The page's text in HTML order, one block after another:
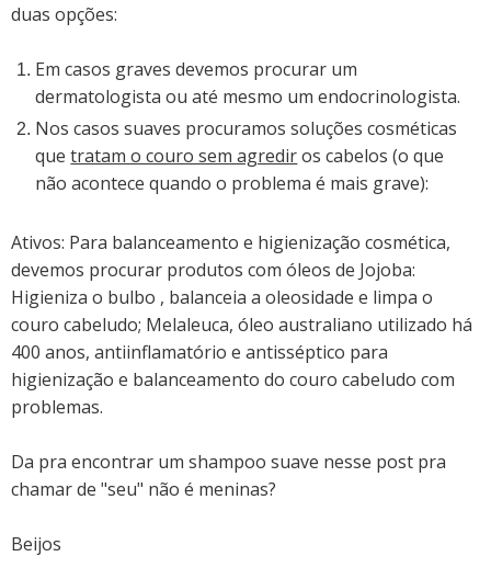
duas opções:
Em casos graves devemos procurar um
dermatologista ou até mesmo um endocrinologista.
Nos casos suaves procuramos soluções cosméticas
quetratam o couro sem agrediros cabelos (o que
não acontece quando o problema é mais grave):
Ativos: Para balanceamento e higienização cosmética,
devemos procurar produtos com óleos de Jojoba:
Higieniza o bulbo , balanceia a oleosidade e limpa o
couro cabeludo; Melaleuca, óleo australiano utilizado há
400 anos, antiinflamatório e antisséptico para
higienização e balanceamento do couro cabeludo com
problemas.
Da pra encontrar um shampoo suave nesse post pra
chamar de "seu" não é meninas?
Beijos